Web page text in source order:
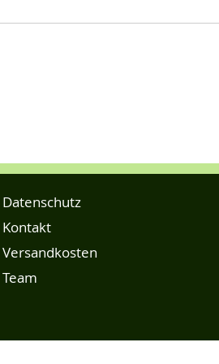
Datenschutz
Kontakt
Versandkosten
Team